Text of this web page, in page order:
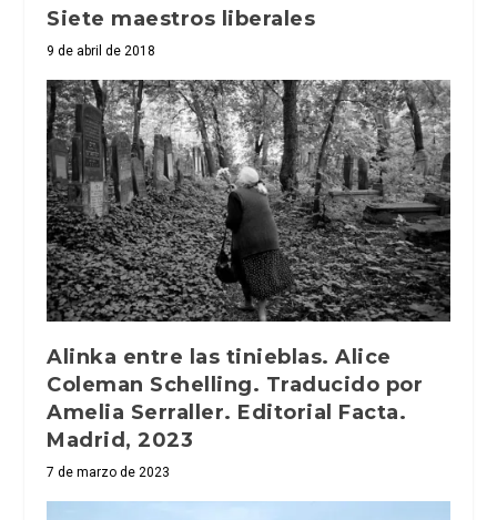
Siete maestros liberales
9 de abril de 2018
Alinka entre las tinieblas. Alice
Coleman Schelling. Traducido por
Amelia Serraller. Editorial Facta.
Madrid, 2023
7 de marzo de 2023